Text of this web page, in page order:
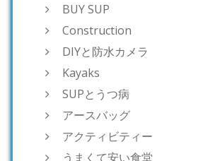
BUY SUP
Construction
DIYと防水カメラ
Kayaks
SUPとうつ病
アースバッグ
アクティビティー
うまくて安い食堂